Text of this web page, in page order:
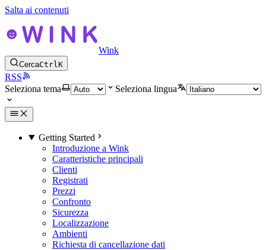
Salta ai contenuti
Wink
CercaCtrlK
RSS
Seleziona tema
Seleziona lingua
Getting Started
Introduzione a Wink
Caratteristiche principali
Clienti
Registrati
Prezzi
Confronto
Sicurezza
Localizzazione
Ambienti
Richiesta di cancellazione dati